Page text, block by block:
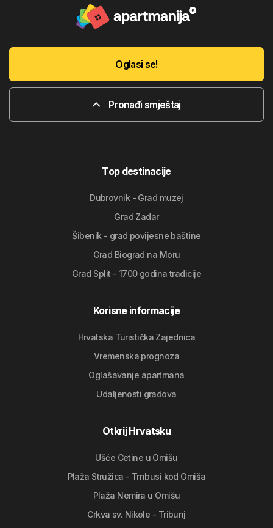
Oglasi se!
Pronađi smještaj
Top destinacije
Dubrovnik - Grad muzej
Grad Zadar
Šibenik - grad povijesne baštine
Grad Biograd na Moru
Grad Split - 1700 godina tradicije
Korisne informacije
Hrvatska Turistička Zajednica
Vremenska prognoza
Oglašavanje apartmana
Udaljenosti gradova
Otkrij Hrvatsku
Ušće Cetine u Omišu
Plaža Stružica - Trnbusi kod Omiša
Plaža Nemira u Omišu
Crkva sv. Nikole - Tribunj